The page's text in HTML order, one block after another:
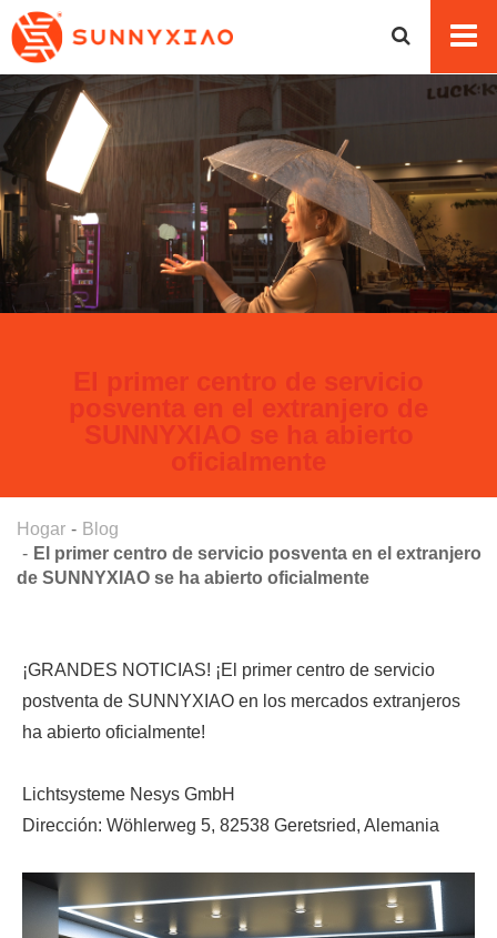
El primer centro de servicio
posventa en el extranjero de
SUNNYXIAO se ha abierto
oficialmente
Hogar
Blog
El primer centro de servicio posventa en el extranjero
de SUNNYXIAO se ha abierto oficialmente
¡GRANDES NOTICIAS! ¡El primer centro de servicio
postventa de SUNNYXIAO en los mercados extranjeros
ha abierto oficialmente!
Lichtsysteme Nesys GmbH
Dirección: Wöhlerweg 5, 82538 Geretsried, Alemania